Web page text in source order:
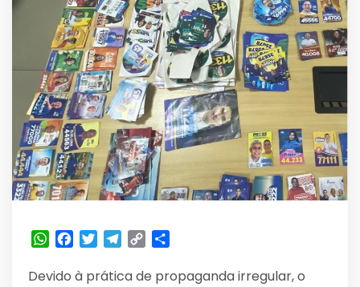
WhatsApp
Facebook
TwitterTelegram
Copy
Devido à prática de propaganda irregular, o